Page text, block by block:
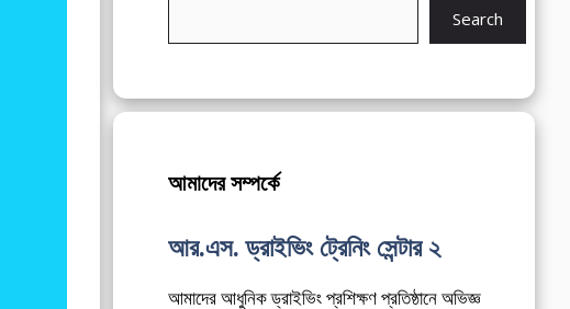
Search
আমাদের সম্পর্কে
আর.এস. ড্রাইভিং ট্রেনিং সেন্টার ২
আমাদের আধুনিক ড্রাইভিং প্রশিক্ষণ প্রতিষ্ঠানে অভিজ্ঞ